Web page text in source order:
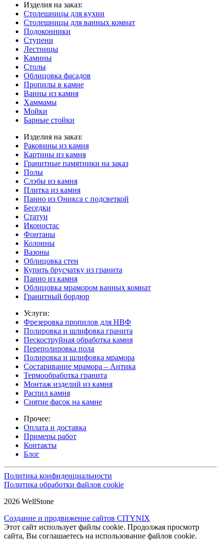
Изделия на заказ:
Столешницы для кухни
Столешницы для ванных комнат
Подоконники
Ступени
Лестницы
Камины
Столы
Облицовка фасадов
Пропилы в камне
Ванны из камня
Хаммамы
Мойки
Барные стойки
Изделия на заказ:
Раковины из камня
Картины из камня
Гранитные памятники на заказ
Полы
Слэбы из камня
Плитка из камня
Панно из Оникса с подсветкой
Беседки
Статуи
Иконостас
Фонтаны
Колонны
Вазоны
Облицовка стен
Купить брусчатку из гранита
Панно из камня
Облицовка мрамором ванных комнат
Гранитный бордюр
Услуги:
Фрезеровка пропилов для НВФ
Полировка и шлифовка гранита
Пескоструйная обработка камня
Переполировка пола
Полировка и шлифовка мрамора
Состаривание мрамора – Антика
Термообработка гранита
Монтаж изделий из камня
Распил камня
Снятие фасок на камне
Прочее:
Оплата и доставка
Примеры работ
Контакты
Блог
Политика конфиденциальности
Политика обработки файлов cookie
2026 WellStone
Создание и продвижение сайтов CITYNIX
Этот сайт использует файлы cookie. Продолжая просмотр
сайта, Вы соглашаетесь на использование файлов cookie.